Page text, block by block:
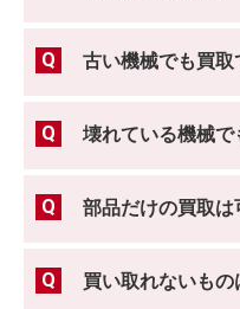
古い機械でも買取
壊れている機械で
部品だけの買取は
買い取れないもの